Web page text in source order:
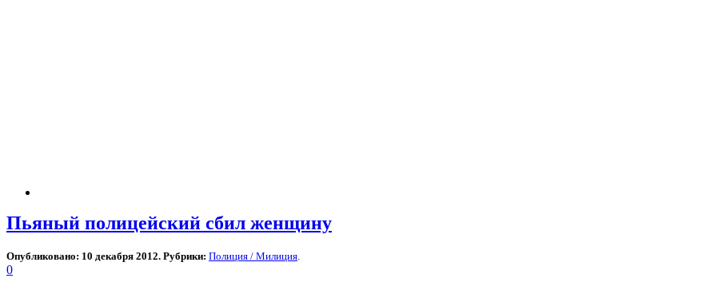
Пьяный полицейский сбил женщину
Опубликовано: 10 декабря 2012. Рубрики: Полиция / Милиция
0